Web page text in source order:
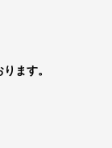
ます。